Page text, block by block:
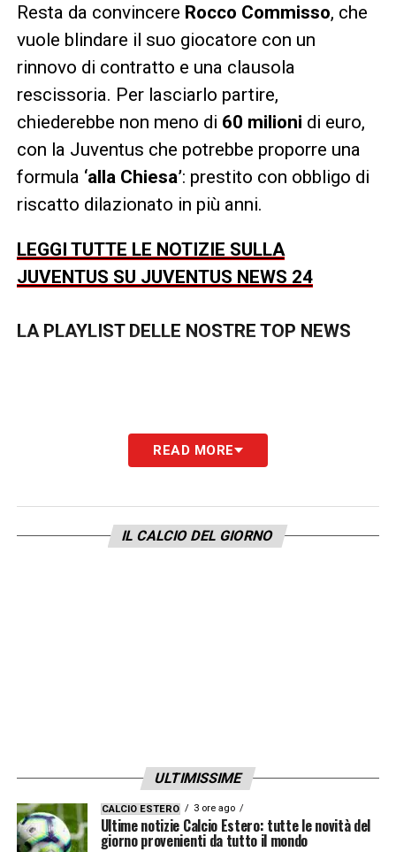
Resta da convincere Rocco Commisso, che
vuole blindare il suo giocatore con un
rinnovo di contratto e una clausola
rescissoria. Per lasciarlo partire,
chiederebbe non meno di 60 milioni di euro,
con la Juventus che potrebbe proporre una
formula ‘alla Chiesa’: prestito con obbligo di
riscatto dilazionato in più anni.
LEGGI TUTTE LE NOTIZIE SULLA
JUVENTUS SU JUVENTUS NEWS 24
LA PLAYLIST DELLE NOSTRE TOP NEWS
READ MORE
IL CALCIO DEL GIORNO
ULTIMISSIME
CALCIO ESTERO 3 ore ago
Ultime notizie Calcio Estero: tutte le novità del
giorno provenienti da tutto il mondo